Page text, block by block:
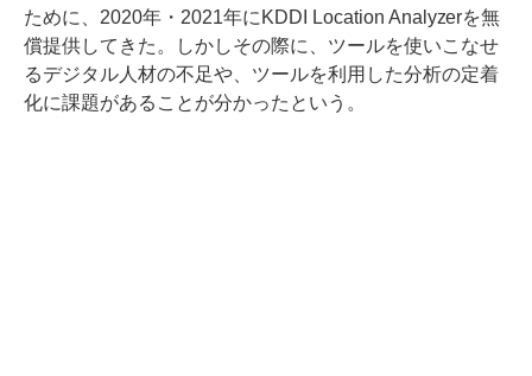
ために、2020年・2021年にKDDI Location Analyzerを無
償提供してきた。しかしその際に、ツールを使いこなせ
るデジタル人材の不足や、ツールを利用した分析の定着
化に課題があることが分かったという。